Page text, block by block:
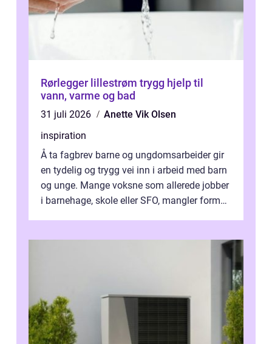
Rørlegger lillestrøm trygg hjelp til
vann, varme og bad
31 juli 2026
Anette Vik Olsen
inspiration
Å ta fagbrev barne og ungdomsarbeider gir
en tydelig og trygg vei inn i arbeid med barn
og unge. Mange voksne som allerede jobber
i barnehage, skole eller SFO, mangler formell